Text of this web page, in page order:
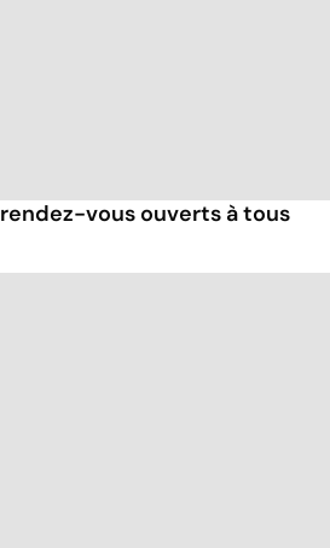
vous ouverts à tous